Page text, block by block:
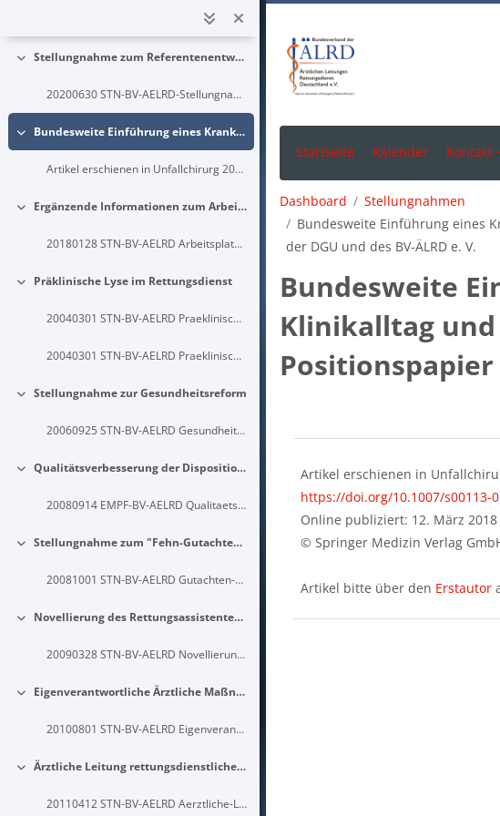
20200819 STN-BV-AELRD-Stellungnahme-MTA-Reform-Gesetz-Art-12-NotSan
Einklappen
Stellungnahme zum Referentenentwurf, speziell Artikel 2, der APrVO über die Ausbildung zur/zum ATA/OTA und NotSan
20200630 STN-BV-AELRD-Stellungnahme-ATA-OTA-NotSan-Referentenentwurf
Einklappen
Bundesweite Einführung eines Krankenhauskatasters in den Klinikalltag und bei Großschadens- und Bedrohungslagen Positionspapier der DGU und des BV-ÄLRD e. V.
Artikel erschienen in Unfallchirurg 2018 · 121:339...
Einklappen
Ergänzende Informationen zum Arbeitsplatz des Notarztes im öffentlichen Rettungsdienst als Beitrag zur Novellierung der WBO zur Zusatzbezeichnung „Notfallmedizin“
20180128 STN-BV-AELRD Arbeitsplatz-Beschreibung-Notarzt WBO-Zusatzbezeichnung-Notfallmedizin
Einklappen
Präklinische Lyse im Rettungsdienst
20040301 STN-BV-AELRD Praeklinische-Lyse-im-Rettungsdienst-Grundsatz
20040301 STN-BV-AELRD Praeklinische-Lyse-im-Rettungsdienst-Erlaeterungen
Einklappen
Stellungnahme zur Gesundheitsreform
20060925 STN-BV-AELRD Gesundheitsreform-Abschlaege-Krankentransport-Rettungseinsaetze
Einklappen
Qualitätsverbesserung der Disposition und Beratung in Leitstellen
20080914 EMPF-BV-AELRD Qualitaetsverbesserung-der-Disposition-und-Beratung-in-Leitstellen
Einklappen
Stellungnahme zum "Fehn-Gutachten" Analgosedierung durch RA und Morphingabe mit NA Nachforderung
20081001 STN-BV-AELRD Gutachten-Fehn-Stellungnahme-zum-Fehn-Gutachten-Analgosedierung-durch-RA-und-Morphingabe-mit-NA-Nachforderung
Einklappen
Novellierung des Rettungsassistentengesetzes
20090328 STN-BV-AELRD Novellierung-des-Rettungsassistentengesetzes
Einklappen
Eigenverantwortliche Ärztliche Maßnahmen durch Rettungsassistenten im Rettungseinsatz - ja oder nein ?
20100801 STN-BV-AELRD Eigenverantwortliche-Aerztliche-Massnahmen-durch-RA
Einklappen
Ärztliche Leitung rettungsdienstlicher Bildungseinrichtungen
20110412 STN-BV-AELRD Aerztliche-Leitung-rettungsdienstlicher-Bildungseinrichtungen
Startseite Kalender Kontakt
Dashboard
Stellungnahmen
Bundesweite Einführung eines
der DGU und des BV-ÄLRD e. V.
Bundesweite
Klinikalltag und
Positionspapier
Blöcke
Artikel erschienen in
https://doi.org/10.1007/s00113-
Online publiziert: 12. März 2018
© Springer Medizin Verlag
Artikel bitte über den Erstautor